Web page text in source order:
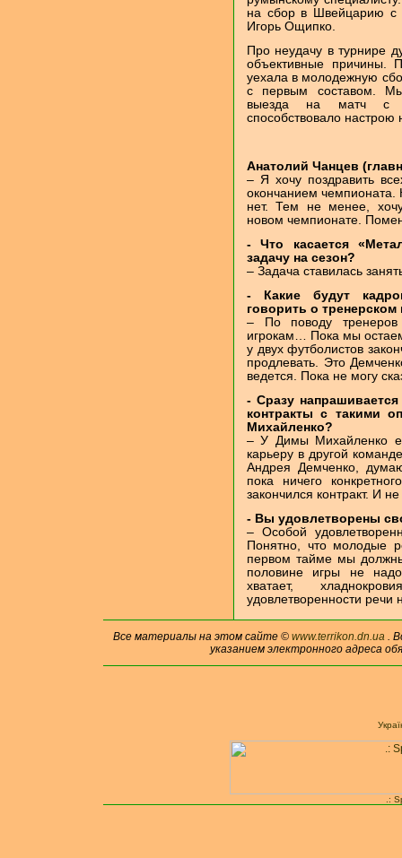
на сбор в Швейцарию с
Игорь Ощипко.
Про неудачу в турнире
объективные причины.
уехала в молодежную
с первым составом. Мы
выезда на матч с
способствовало
Анатолий Чанцев
– Я хочу поздравить
окончанием чемпионата.
нет. Тем не менее,
новом чемпионате.
- Что касается
задачу на сезон?
– Задача ставилась
- Какие будут
говорить о тренерском
– По поводу
игрокам… Пока мы
у двух футболистов
продлевать. Это
ведется. Пока не могу
- Сразу
контракты с такими
Михайленко?
– У Димы Михайленко
карьеру в другой
Андрея Демченко,
пока ничего
закончился контракт. И
- Вы удовлетворены
– Особой
Понятно, что
первом тайме мы
половине игры не
хватает,
удовлетворенности речи
Все материалы на этом сайте © www.terrikon.dn.ua .
указанием электронного адреса
.: